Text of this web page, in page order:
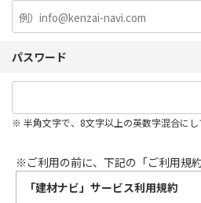
パスワード
※ 半角文字で、8文字以上の英数字混合にし
※ご利用の前に、下記の「ご利用規
「建材ナビ」サービス利用規約